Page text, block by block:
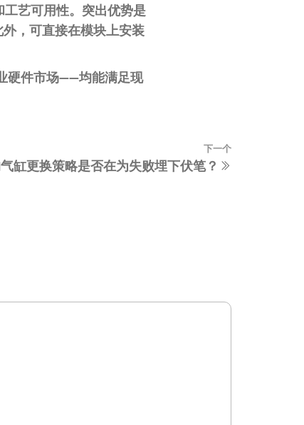
工艺可用性。突出优势是
，可直接在模块上安装
硬件市场——均能满足现
下
下一个
缸更换策略是否在为失败埋下伏笔？